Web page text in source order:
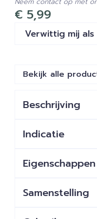
View larger imageView larger image
€ 5,99
Verwittig mij
Bekijk alle
Beschrijving
Indicatie
Eigenschappen
Samenstelling